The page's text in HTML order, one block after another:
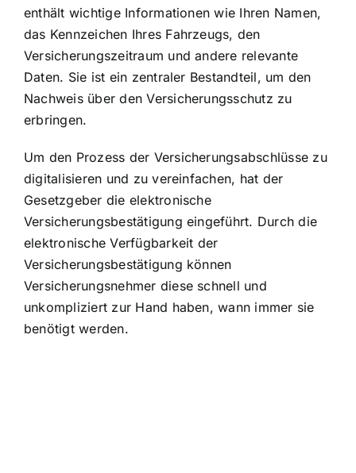
enthält wichtige Informationen wie Ihren Namen,
das Kennzeichen Ihres Fahrzeugs, den
Versicherungszeitraum und andere relevante
Daten. Sie ist ein zentraler Bestandteil, um den
Nachweis über den Versicherungsschutz zu
erbringen.
Um den Prozess der Versicherungsabschlüsse zu
digitalisieren und zu vereinfachen, hat der
Gesetzgeber die elektronische
Versicherungsbestätigung eingeführt. Durch die
elektronische Verfügbarkeit der
Versicherungsbestätigung können
Versicherungsnehmer diese schnell und
unkompliziert zur Hand haben, wann immer sie
benötigt werden.